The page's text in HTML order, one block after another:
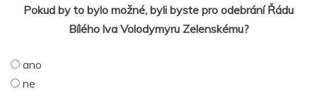
Pokud by to bylo možné, byli byste pro odebrání Řádu
Bílého lva Volodymyru Zelenskému?
ano
ne